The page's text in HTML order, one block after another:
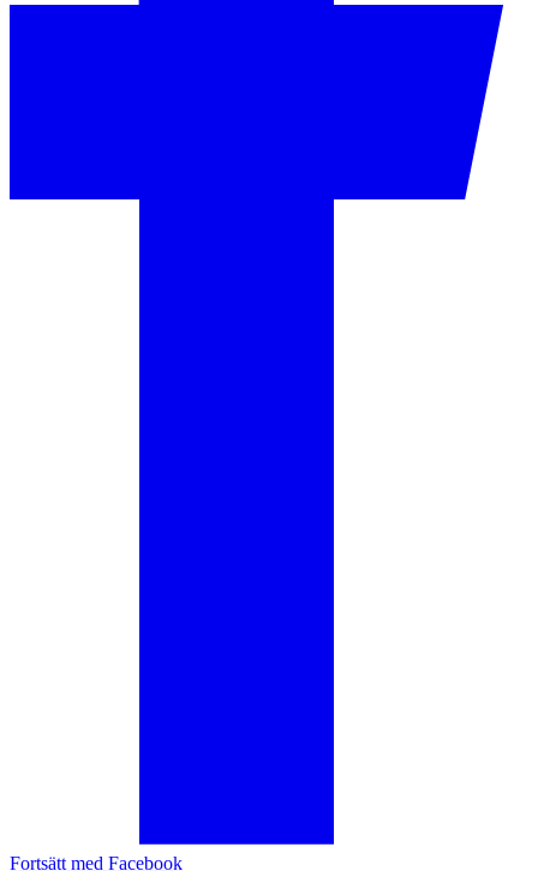
Fortsätt med Facebook